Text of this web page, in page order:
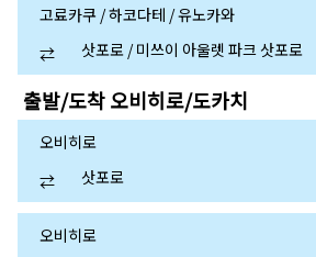
고료카쿠 / 하코다테 / 유노카와
⇄
삿포로 / 미쓰이 아울렛 파크 삿포로
출발/도착오비히로/도카치
오비히로
⇄
삿포로
오비히로